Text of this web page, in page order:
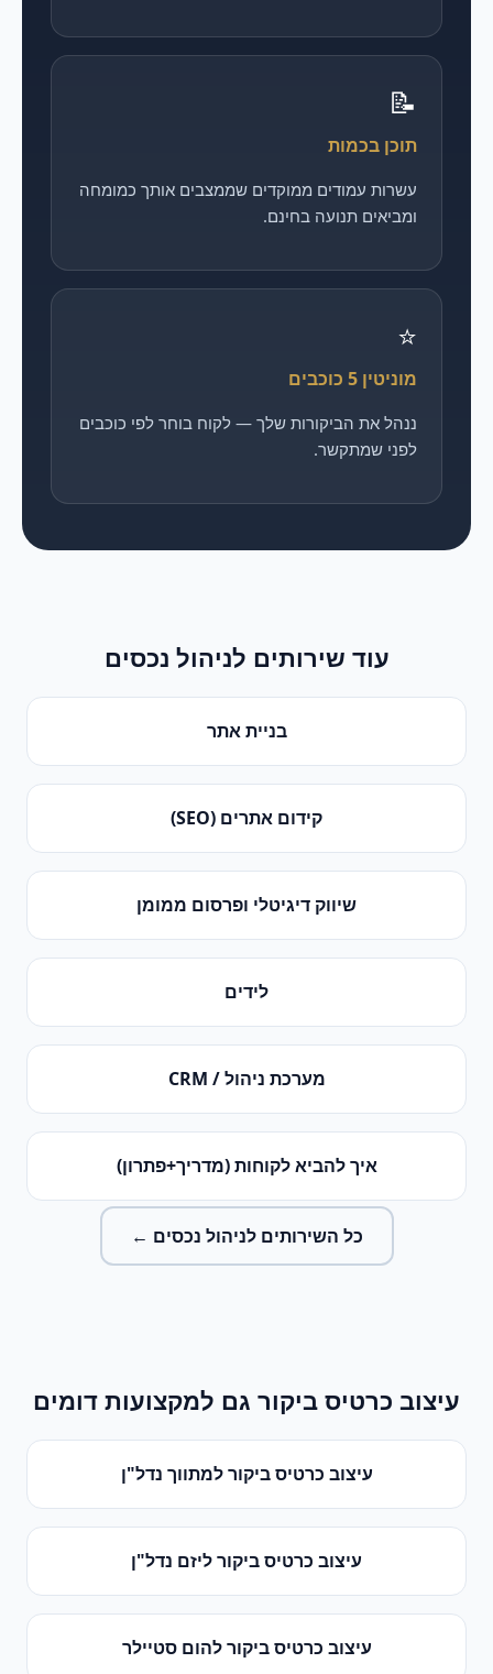
📝
תוכן בכמות
עשרות עמודים ממוקדים שממצבים אותך כמומחה
ומביאים תנועה בחינם.
⭐
מוניטין 5 כוכבים
ננהל את הביקורות שלך — לקוח בוחר לפי כוכבים
לפני שמתקשר.
עוד שירותים לניהול נכסים
בניית אתר
קידום אתרים (SEO)
שיווק דיגיטלי ופרסום ממומן
לידים
מערכת ניהול / CRM
איך להביא לקוחות (מדריך+פתרון)
כל השירותים לניהול נכסים ←
עיצוב כרטיס ביקור גם למקצועות דומים
עיצוב כרטיס ביקורלמתווך נדל"ן
עיצוב כרטיס ביקורליזם נדל"ן
עיצוב כרטיס ביקורלהום סטיילר